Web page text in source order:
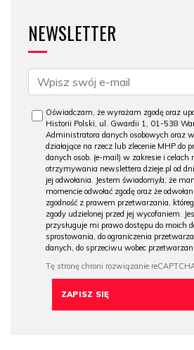
NEWSLETTER
Oświadczam, że wyrażam zgodę oraz
Historii Polski, ul. Gwardii 1, 01-538
Administratora danych osobowych oraz
działające na rzecz lub zlecenie MHP do
danych osob. (e-mail) w zakresie i celach
otrzymywania newslettera dzieje.pl od
jej odwołania. Jestem świadomy/a, że
momencie odwołać zgodę oraz że
zgodność z prawem przetwarzania,
zgody udzielonej przed jej wycofaniem.
przysługuje mi prawo dostępu do moich
sprostowania, do ograniczenia
danych, do sprzeciwu wobec